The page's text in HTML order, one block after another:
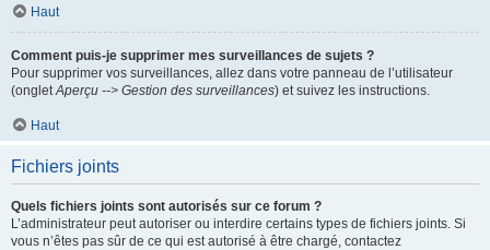
Haut
Comment puis-je supprimer mes surveillances de sujets ?
Pour supprimer vos surveillances, allez dans votre panneau de l’utilisateur
(ongletAperçu --> Gestion des surveillances) et suivez les instructions.
Haut
Fichiers joints
Quels fichiers joints sont autorisés sur ce forum ?
L’administrateur peut autoriser ou interdire certains types de fichiers joints. Si
vous n’êtes pas sûr de ce qui est autorisé à être chargé, contactez